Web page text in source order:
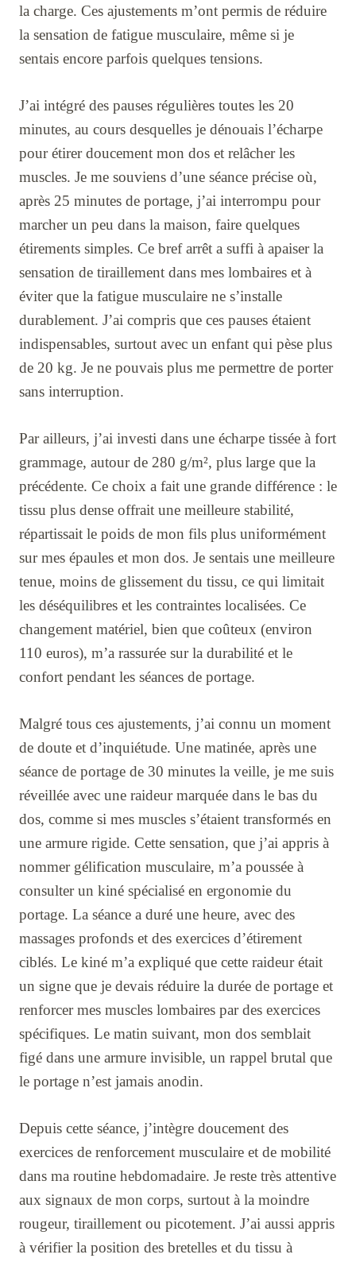
la charge. Ces ajustements m’ont permis de réduire
la sensation de fatigue musculaire, même si je
sentais encore parfois quelques tensions.
J’ai intégré des pauses régulières toutes les 20
minutes, au cours desquelles je dénouais l’écharpe
pour étirer doucement mon dos et relâcher les
muscles. Je me souviens d’une séance précise où,
après 25 minutes de portage, j’ai interrompu pour
marcher un peu dans la maison, faire quelques
étirements simples. Ce bref arrêt a suffi à apaiser la
sensation de tiraillement dans mes lombaires et à
éviter que la fatigue musculaire ne s’installe
durablement. J’ai compris que ces pauses étaient
indispensables, surtout avec un enfant qui pèse plus
de 20 kg. Je ne pouvais plus me permettre de porter
sans interruption.
Par ailleurs, j’ai investi dans une écharpe tissée à fort
grammage, autour de 280 g/m², plus large que la
précédente. Ce choix a fait une grande différence : le
tissu plus dense offrait une meilleure stabilité,
répartissait le poids de mon fils plus uniformément
sur mes épaules et mon dos. Je sentais une meilleure
tenue, moins de glissement du tissu, ce qui limitait
les déséquilibres et les contraintes localisées. Ce
changement matériel, bien que coûteux (environ
110 euros), m’a rassurée sur la durabilité et le
confort pendant les séances de portage.
Malgré tous ces ajustements, j’ai connu un moment
de doute et d’inquiétude. Une matinée, après une
séance de portage de 30 minutes la veille, je me suis
réveillée avec une raideur marquée dans le bas du
dos, comme si mes muscles s’étaient transformés en
une armure rigide. Cette sensation, que j’ai appris à
nommer gélification musculaire, m’a poussée à
consulter un kiné spécialisé en ergonomie du
portage. La séance a duré une heure, avec des
massages profonds et des exercices d’étirement
ciblés. Le kiné m’a expliqué que cette raideur était
un signe que je devais réduire la durée de portage et
renforcer mes muscles lombaires par des exercices
spécifiques. Le matin suivant, mon dos semblait
figé dans une armure invisible, un rappel brutal que
le portage n’est jamais anodin.
Depuis cette séance, j’intègre doucement des
exercices de renforcement musculaire et de mobilité
dans ma routine hebdomadaire. Je reste très attentive
aux signaux de mon corps, surtout à la moindre
rougeur, tiraillement ou picotement. J’ai aussi appris
à vérifier la position des bretelles et du tissu à